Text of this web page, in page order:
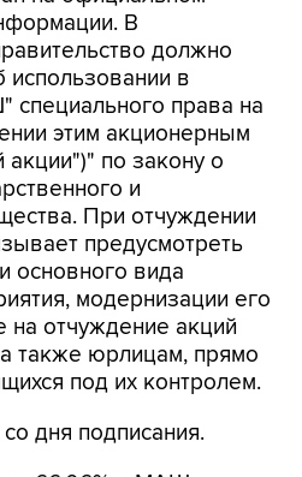
В
должно
в
права на
этим акционерным
по закону о
и
При отчуждении
предусмотреть
основного вида
модернизации его
на отчуждение акций
также юрлицам, прямо
под их контролем.
дня подписания.